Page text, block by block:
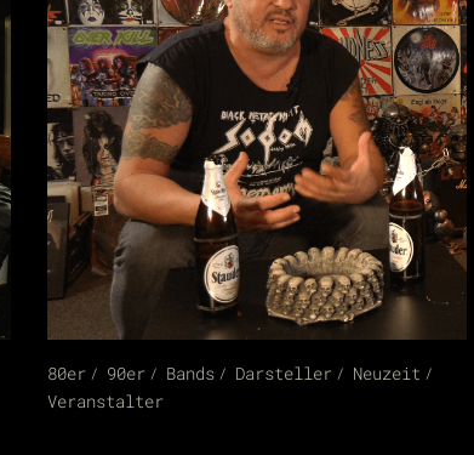
80er 90er Bands Darsteller
Neuzeit
Veranstalter